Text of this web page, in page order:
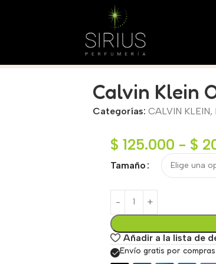
Calvin Klein
Categorías: CALVIN KLEIN,
$ 125.000 - $
Tamaño
Añadir a la lista de
Envío gratis por